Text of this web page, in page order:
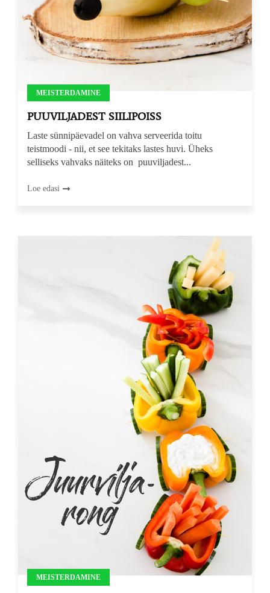
MEISTERDAMINE
PUUVILJADEST SIILIPOISS
Laste sünnipäevadel on vahva serveerida toitu
teistmoodi - nii, et see tekitaks lastes huvi. Üheks
selliseks vahvaks näiteks on puuviljadest...
Loe edasi
MEISTERDAMINE